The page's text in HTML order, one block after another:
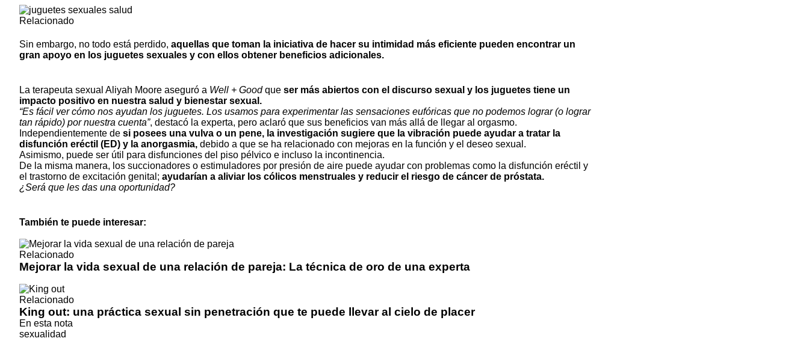
Relacionado
Sin embargo, no todo está perdido, aquellas que toman la iniciativa de hacer su intimidad más eficiente pueden encontrar un
gran apoyo en los juguetes sexuales y con ellos obtener beneficios adicionales.
La terapeuta sexual Aliyah Moore aseguró a Well + Goodque ser más abiertos con el discurso sexual y los juguetes tiene un
impacto positivo en nuestra salud y bienestar sexual.
“Es fácil ver cómo nos ayudan los juguetes. Los usamos para experimentar las sensaciones eufóricas que no podemos lograr (o lograr
tan rápido) por nuestra cuenta”, destacó la experta, pero aclaró que sus beneficios van más allá de llegar al orgasmo.
Independientemente de si posees una vulva o un pene, la investigación sugiere que la vibración puede ayudar a tratar la
disfunción eréctil (ED) y la anorgasmia, debido a que se ha relacionado con mejoras en la función y el deseo sexual.
Asimismo, puede ser útil para disfunciones del piso pélvico e incluso la incontinencia.
De la misma manera, los succionadores o estimuladores por presión de aire puede ayudar con problemas como la disfunción eréctil y
el trastorno de excitación genital; ayudarían a aliviar los cólicos menstruales y reducir el riesgo de cáncer de próstata.
¿Será que les das una oportunidad?
También te puede interesar:
Relacionado
Mejorar la vida sexual de una relación de pareja: La técnica de oro de una experta
Relacionado
King out: una práctica sexual sin penetración que te puede llevar al cielo de placer
En esta nota
sexualidad